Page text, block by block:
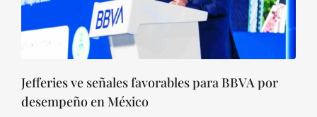
Jefferies ve señales favorables para BBVA por
desempeño en México